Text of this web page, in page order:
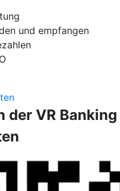
und empfangen
der VR